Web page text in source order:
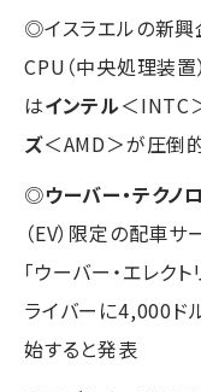
◎イスラエルの新興
CPU（中央処理装
はインテル＜INTC
ズ＜AMD＞が圧倒
◎ウーバー・テクノ
（EV）限定の配車サ
「ウーバー・エレク
ライバーに4,000ド
始すると発表